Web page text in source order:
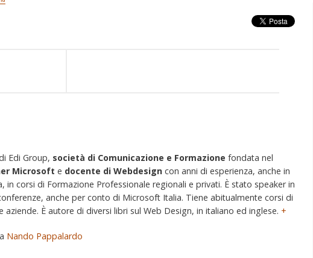
Edi Group, società di Comunicazione e Formazione fondata nel
Microsoft e docente di Webdesign con anni di esperienza, anche in
in corsi di Formazione Professionale regionali e privati. È stato speaker in
anche per conto di Microsoft Italia. Tiene abitualmente corsi di
aziende. È autore di diversi libri sul Web Design, in italiano ed inglese. +
Nando Pappalardo